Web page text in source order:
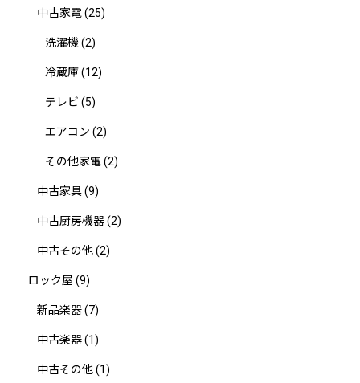
中古家電(25)
洗濯機 (2)
冷蔵庫(12)
テレビ (5)
エアコン (2)
その他家電(2)
中古家具(9)
中古厨房機器(2)
中古その他(2)
ロック屋 (9)
新品楽器(7)
中古楽器(1)
中古その他(1)